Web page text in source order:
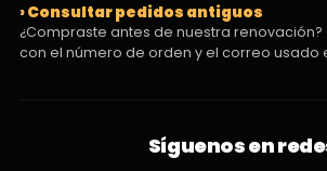
› Consultar pedidos antiguos
¿Compraste antes de nuestra
con el número de orden y el correo usado
Síguenos en